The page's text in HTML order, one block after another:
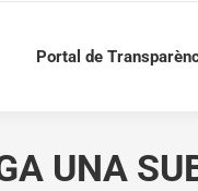
Portal de
UNA